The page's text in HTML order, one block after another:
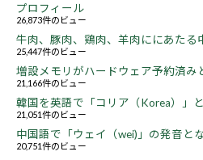
プロフィール
26,873件のビュー
牛肉、豚肉、鶏肉、羊肉ににあたる
25,447件のビュー
増設メモリがハードウェア予約済み
21,166件のビュー
韓国を英語で「コリア（Korea）」
21,051件のビュー
中国語で「ウェイ（wei)」の発音と
20,751件のビュー